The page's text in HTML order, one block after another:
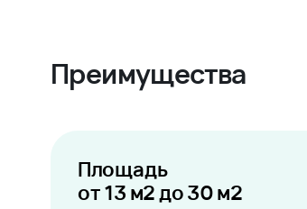
Преимущества
Площадь
от 13 м2 до 30 м2